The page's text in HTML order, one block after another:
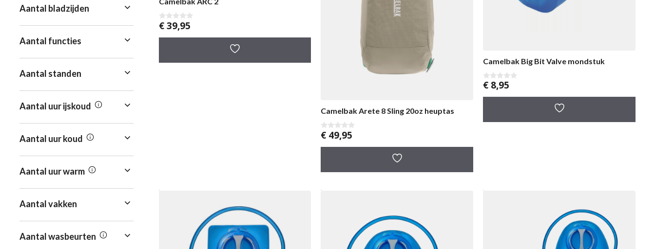
0
v
a
€39,95
Camelbak Arete 8 Sling 20oz heuptas
0
a
€ 49,95
Camelbak Big Bit Valve mondstuk
0
a
€ 8,95
Aantal bladzijden
Aantal functies
Aantal standen
Aantal uur ijskoud
Aantal uur koud
Aantal uur warm
Aantal vakken
Aantal wasbeurten